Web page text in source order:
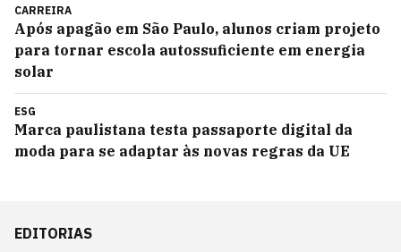
CARREIRA
Após apagão em São Paulo, alunos criam projeto
para tornar escola autossuficiente em energia
solar
ESG
Marca paulistana testa passaporte digital da
moda para se adaptar às novas regras da UE
EDITORIAS